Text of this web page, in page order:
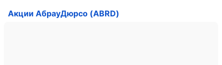
Акции АбрауДюрсо (ABRD)